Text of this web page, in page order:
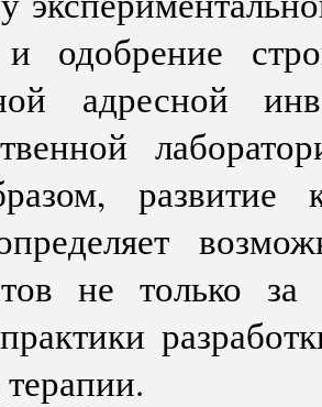
и одобрение
адресной
развитие
не только